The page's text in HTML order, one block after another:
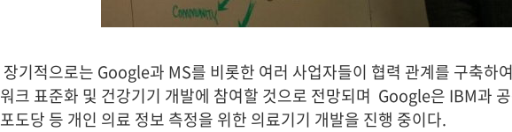
장기적으로는 Google과 MS를 비롯한 여러 사업자들이 협력 관계를 구축하
워크 표준화 및 건강기기 개발에 참여할 것으로 전망되며 Google은 IBM과
포도당 등 개인 의료 정보 측정을 위한 의료기기 개발을 진행 중이다.